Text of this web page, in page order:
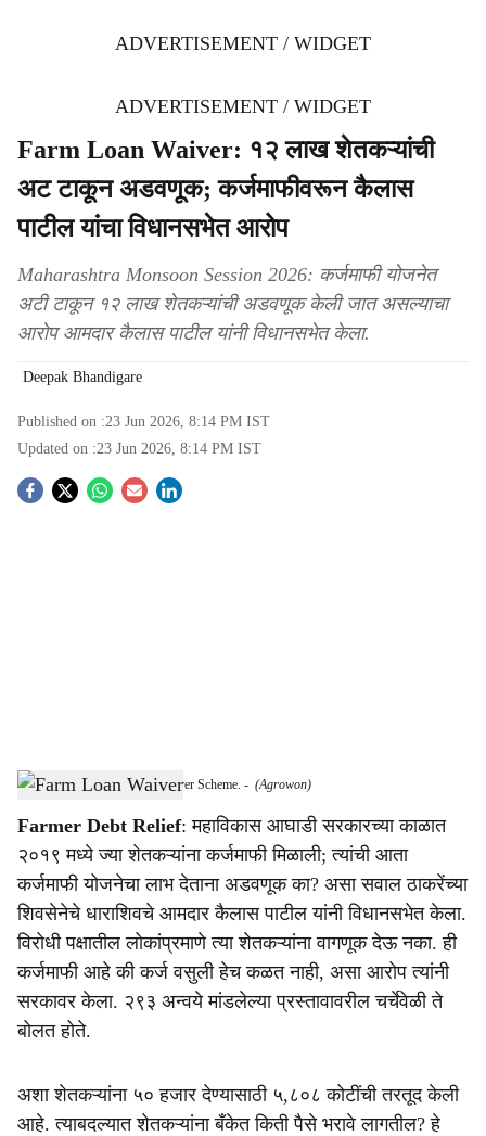
ADVERTISEMENT / WIDGET
ADVERTISEMENT / WIDGET
Farm Loan Waiver: १२ लाख शेतकऱ्यांची
अट टाकून अडवणूक; कर्जमाफीवरून कैलास
पाटील यांचा विधानसभेत आरोप
Maharashtra Monsoon Session 2026: कर्जमाफी योजनेत
अटी टाकून १२ लाख शेतकऱ्यांची अडवणूक केली जात असल्याचा
आरोप आमदार कैलास पाटील यांनी विधानसभेत केला.
Deepak Bhandigare
Published on :23 Jun 2026, 8:14 PM IST
Updated on :23 Jun 2026, 8:14 PM IST
S
a
r
e
Kailas Patil On Farm Loan Waiver Scheme. - (Agrowon)
Farmer Debt Relief: महाविकास आघाडी सरकारच्या काळात
२०१९ मध्ये ज्या शेतकऱ्यांना कर्जमाफी मिळाली; त्यांची आता
कर्जमाफी योजनेचा लाभ देताना अडवणूक का? असा सवाल ठाकरेंच्या
शिवसेनेचे धाराशिवचे आमदार कैलास पाटील यांनी विधानसभेत केला.
विरोधी पक्षातील लोकांप्रमाणे त्या शेतकऱ्यांना वागणूक देऊ नका. ही
कर्जमाफी आहे की कर्ज वसुली हेच कळत नाही, असा आरोप त्यांनी
सरकावर केला. २९३ अन्वये मांडलेल्या प्रस्तावावरील चर्चेवेळी ते
बोलत होते.
अशा शेतकऱ्यांना ५० हजार देण्यासाठी ५,८०८ कोटींची तरतूद केली
आहे. त्याबदल्यात शेतकऱ्यांना बँकेत किती पैसे भरावे लागतील? हे